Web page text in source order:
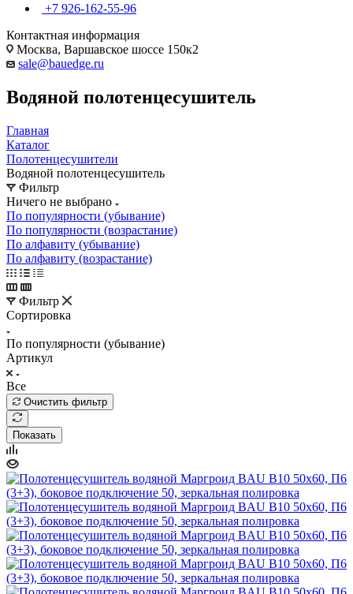
+7 926-162-55-96
Контактная информация
Москва, Варшавское шоссе 150к2
sale@bauedge.ru
Водяной полотенцесушитель
Главная
Каталог
Полотенцесушители
Водяной полотенцесушитель
Фильтр
Ничего не выбрано
По популярности (убывание)
По популярности (возрастание)
По алфавиту (убывание)
По алфавиту (возрастание)
Фильтр
Сортировка
По популярности (убывание)
Артикул
Все
Очистить фильтр
Показать